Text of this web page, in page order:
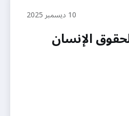
10 ديسمبر 2025
الإنسان